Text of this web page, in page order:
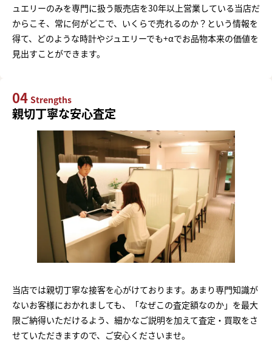
ュエリーのみを専門に扱う販売店を30年以上営業している当店だ
からこそ、常に何がどこで、いくらで売れるのか？という情報を
得て、どのような時計やジュエリーでも+αでお品物本来の価値を
見出すことができます。
04 Strengths
親切丁寧な安心査定
当店では親切丁寧な接客を心がけております。あまり専門知識が
ないお客様におかれましても、「なぜこの査定額なのか」を最大
限ご納得いただけるよう、細かなご説明を加えて査定・買取をさ
せていただきますので、ご安心くださいませ。